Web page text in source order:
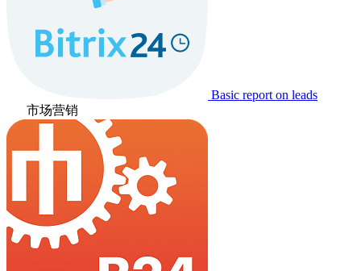
Basic report on leads
市场营销